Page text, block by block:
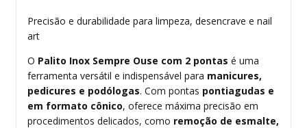
Precisão e durabilidade para limpeza, desencrave e nail
art
O Palito Inox Sempre Ouse com 2 pontas é uma
ferramenta versátil e indispensável para manicures,
pedicures e podólogas. Com pontas pontiagudas e
em formato cônico, oferece máxima precisão em
procedimentos delicados, como remoção de esmalte,